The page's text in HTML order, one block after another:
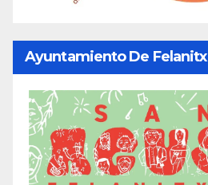
Ayuntamiento De Felanitx